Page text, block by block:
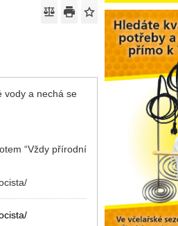
vody a nechá se
“Vždy přírodní